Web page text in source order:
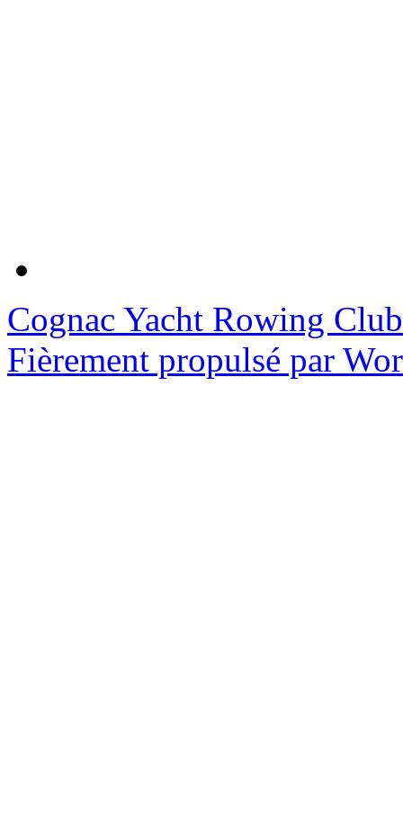
Cognac Yacht Rowing Club
Fièrement propulsé par